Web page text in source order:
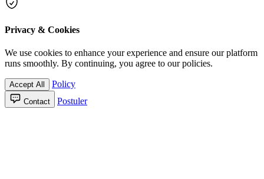
Privacy & Cookies
We use cookies to enhance your experience and ensure our platform
runs smoothly. By continuing, you agree to our policies.
Accept All Policy
Contact Postuler